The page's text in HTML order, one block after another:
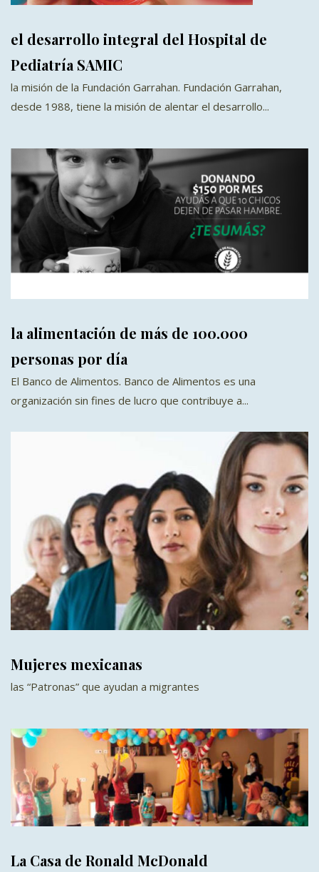
el desarrollo integral del Hospital de
Pediatría SAMIC
la misión de la Fundación Garrahan. Fundación Garrahan,
desde 1988, tiene la misión de alentar el desarrollo...
la alimentación de más de 100.000
personas por día
El Banco de Alimentos. Banco de Alimentos es una
organización sin fines de lucro que contribuye a...
Mujeres mexicanas
las “Patronas” que ayudan a migrantes
La Casa de Ronald McDonald